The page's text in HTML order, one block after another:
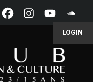
LOGIN